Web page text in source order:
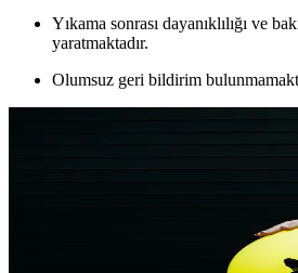
Yıkama sonrası dayanıklılığı ve
yaratmaktadır.
Olumsuz geri bildirim